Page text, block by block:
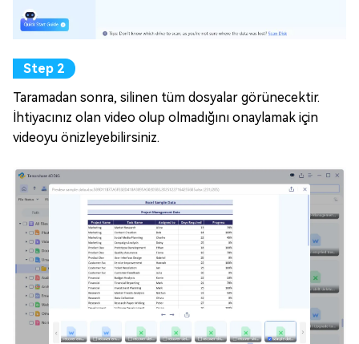
Taramadan sonra, silinen tüm dosyalar görünecektir.
İhtiyacınız olan video olup olmadığını onaylamak için
videoyu önizleyebilirsiniz.